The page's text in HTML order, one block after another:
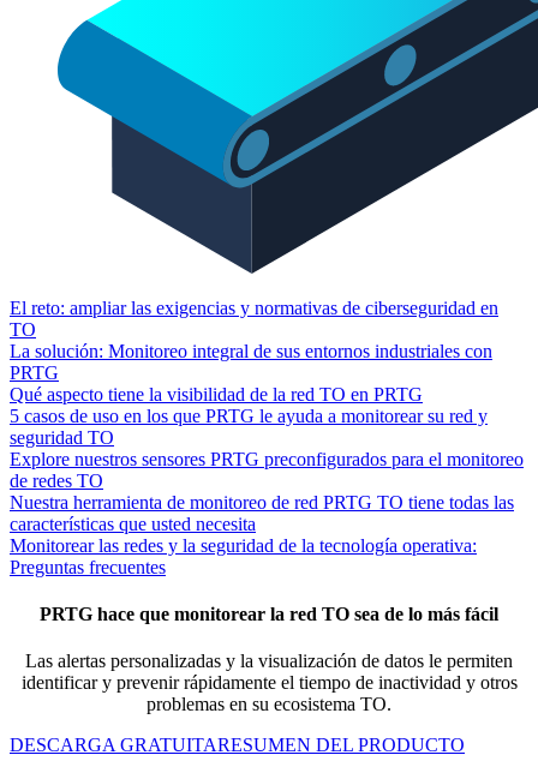
El reto: ampliar las exigencias y normativas de ciberseguridad en
TO
La solución: Monitoreo integral de sus entornos industriales con
PRTG
Qué aspecto tiene la visibilidad de la red TO en PRTG
5 casos de uso en los que PRTG le ayuda a monitorear su red y
seguridad TO
Explore nuestros sensores PRTG preconfigurados para el monitoreo
de redes TO
Nuestra herramienta de monitoreo de red PRTG TO tiene todas las
características que usted necesita
Monitorear las redes y la seguridad de la tecnología operativa:
Preguntas frecuentes
PRTG hace que monitorear la red TO sea de lo más fácil
Las alertas personalizadas y la visualización de datos le permiten
identificar y prevenir rápidamente el tiempo de inactividad y otros
problemas en su ecosistema TO.
DESCARGA GRATUITARESUMEN DEL PRODUCTO